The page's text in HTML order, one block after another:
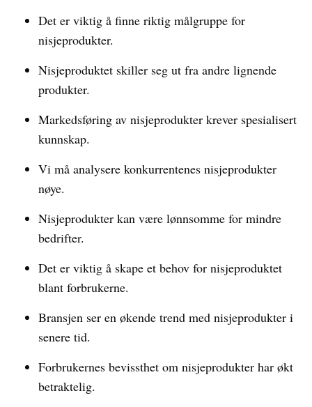
Det er viktig å finne riktig målgruppe for
nisjeprodukter.
Nisjeproduktet skiller seg ut fra andre lignende
produkter.
Markedsføring av nisjeprodukter krever spesialisert
kunnskap.
Vi må analysere konkurrentenes nisjeprodukter
nøye.
Nisjeprodukter kan være lønnsomme for mindre
bedrifter.
Det er viktig å skape et behov for nisjeproduktet
blant forbrukerne.
Bransjen ser en økende trend med nisjeprodukter i
senere tid.
Forbrukernes bevissthet om nisjeprodukter har økt
betraktelig.